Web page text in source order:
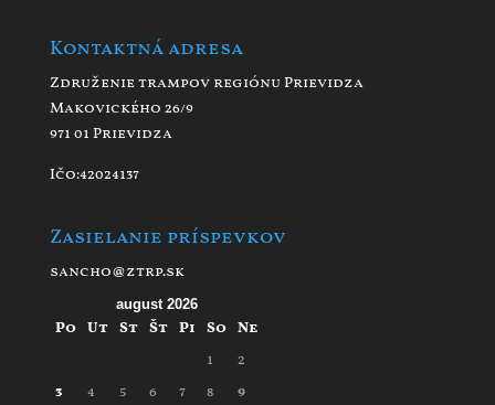
Kontaktná adresa
Združenie trampov regiónu Prievidza
Makovického 26/9
971 01 Prievidza
Ičo:42024137
Zasielanie príspevkov
sancho@ztrp.sk
august 2026
Po Ut St Št Pi So Ne
1
2
3
4 5 6 7 8
9